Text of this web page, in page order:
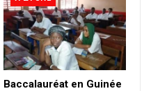
Baccalauréat en Guinée